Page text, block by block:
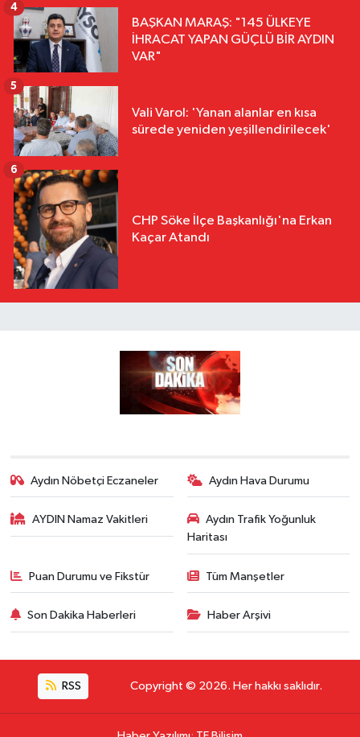
BAŞKAN MARAŞ: "145 ÜLKEYE
İHRACAT YAPAN GÜÇLÜ BİR AYDIN
VAR"
4
Vali Varol: 'Yanan alanlar en kısa
sürede yeniden yeşillendirilecek'
5
CHP Söke İlçe Başkanlığı'na Erkan
Kaçar Atandı
6
Aydın Nöbetçi Eczaneler Aydın Hava Durumu
AYDIN Namaz Vakitleri
Aydın Trafik Yoğunluk
Haritası
Puan Durumu ve Fikstür Tüm Manşetler
Son Dakika Haberleri Haber Arşivi
RSS Copyright © 2026. Her hakkı saklıdır.